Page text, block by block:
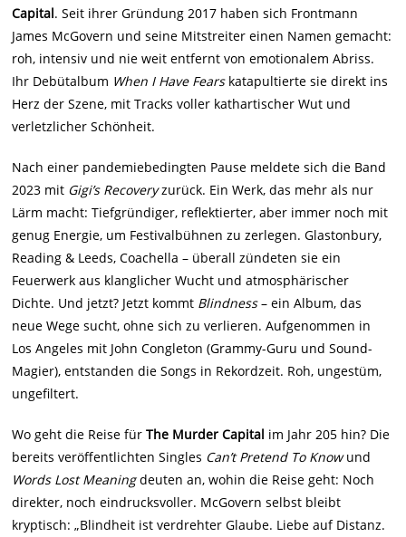
Capital. Seit ihrer Gründung 2017 haben sich Frontmann
James McGovern und seine Mitstreiter einen Namen gemacht:
roh, intensiv und nie weit entfernt von emotionalem Abriss.
Ihr Debütalbum When I Have Fearskatapultierte sie direkt ins
Herz der Szene, mit Tracks voller kathartischer Wut und
verletzlicher Schönheit.
Nach einer pandemiebedingten Pause meldete sich die Band
2023 mit Gigi’s Recoveryzurück. Ein Werk, das mehr als nur
Lärm macht: Tiefgründiger, reflektierter, aber immer noch mit
genug Energie, um Festivalbühnen zu zerlegen. Glastonbury,
Reading & Leeds, Coachella – überall zündeten sie ein
Feuerwerk aus klanglicher Wucht und atmosphärischer
Dichte. Und jetzt? Jetzt kommt Blindness– ein Album, das
neue Wege sucht, ohne sich zu verlieren. Aufgenommen in
Los Angeles mit John Congleton (Grammy-Guru und Sound-
Magier), entstanden die Songs in Rekordzeit. Roh, ungestüm,
ungefiltert.
Wo geht die Reise fürThe Murder Capital im Jahr 205 hin? Die
bereits veröffentlichten Singles Can’t Pretend To Knowund
Words Lost Meaningdeuten an, wohin die Reise geht: Noch
direkter, noch eindrucksvoller. McGovern selbst bleibt
kryptisch: „Blindheit ist verdrehter Glaube. Liebe auf Distanz.